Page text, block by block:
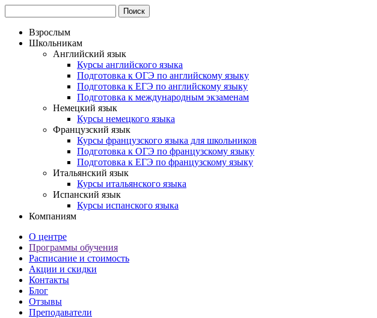
Взрослым
Школьникам
Английский язык
Курсы английского языка
Подготовка к ОГЭ по английскому языку
Подготовка к ЕГЭ по английскому языку
Подготовка к международным экзаменам
Немецкий язык
Курсы немецкого языка
Французский язык
Курсы французского языка для школьников
Подготовка к ОГЭ по французскому языку
Подготовка к ЕГЭ по французскому языку
Итальянский язык
Курсы итальянского языка
Испанский язык
Курсы испанского языка
Компаниям
О центре
Программы обучения
Расписание и стоимость
Акции и скидки
Контакты
Блог
Отзывы
Преподаватели